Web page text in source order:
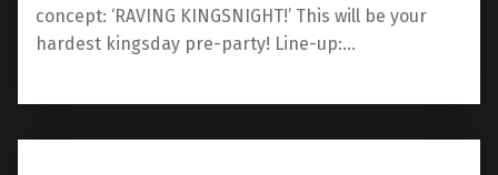
concept: ‘RAVING KINGSNIGHT!’ This will be your
hardest kingsday pre-party! Line-up:…